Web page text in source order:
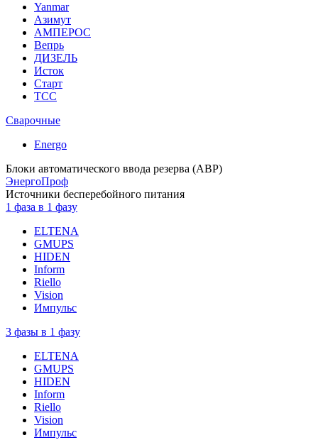
Yanmar
Азимут
АМПЕРОС
Вепрь
ДИЗЕЛЬ
Исток
Старт
ТСС
Сварочные
Energo
Блоки автоматического ввода резерва (АВР)
ЭнергоПроф
Источники бесперебойного питания
1 фаза в 1 фазу
ELTENA
GMUPS
HIDEN
Inform
Riello
Vision
Импульс
3 фазы в 1 фазу
ELTENA
GMUPS
HIDEN
Inform
Riello
Vision
Импульс